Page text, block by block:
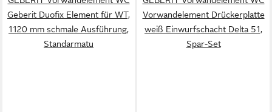
Geberit Duofix Element für WT,
1120 mm schmale Ausführung,
Standarmatu
Vorwandelement Drückerplatte
weiß Einwurfschacht Delta 51,
Spar-Set